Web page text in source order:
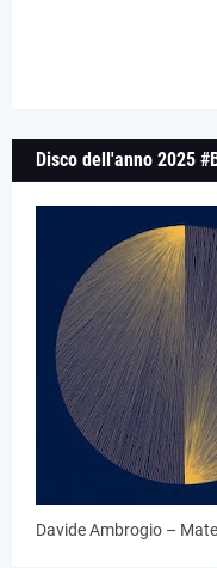
Disco dell'anno 2025
Davide Ambrogio –